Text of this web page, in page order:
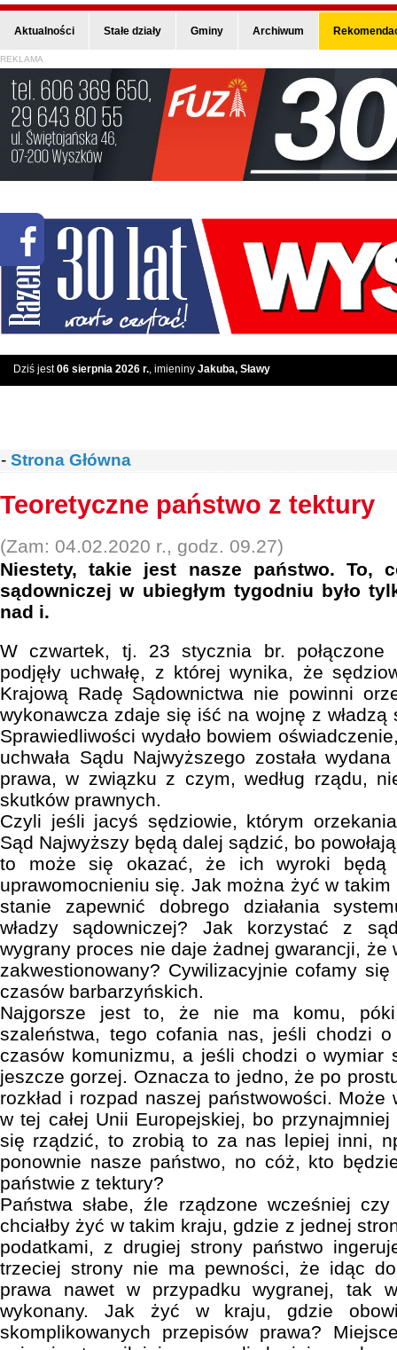
Aktualności Stałe działy Gminy Archiwum
REKLAMA
Dziś jest06 sierpnia 2026 r., imieniny Jakuba, Sławy
- Strona Główna
Teoretyczne państwo z tektury
(Zam: 04.02.2020 r., godz. 09.27)
Niestety, takie jest nasze państwo. To,
sądowniczej w ubiegłym tygodniu było
nad i.
W czwartek, tj. 23 stycznia br. połączone
podjęły uchwałę, z której wynika, że
Krajową Radę Sądownictwa nie powinni
wykonawcza zdaje się iść na wojnę z władzą
Sprawiedliwości wydało bowiem
uchwała Sądu Najwyższego została
prawa, w związku z czym, według rządu,
skutków prawnych.
Czyli jeśli jacyś sędziowie, którym
Sąd Najwyższy będą dalej sądzić, bo
to może się okazać, że ich wyroki będą
uprawomocnieniu się. Jak można żyć w
stanie zapewnić dobrego działania
władzy sądowniczej? Jak korzystać z
wygrany proces nie daje żadnej gwarancji, że
zakwestionowany? Cywilizacyjnie cofamy
czasów barbarzyńskich.
Najgorsze jest to, że nie ma komu,
szaleństwa, tego cofania nas, jeśli chodzi
czasów komunizmu, a jeśli chodzi o wymiar
jeszcze gorzej. Oznacza to jedno, że po
rozkład i rozpad naszej państwowości.
w tej całej Unii Europejskiej, bo
się rządzić, to zrobią to za nas lepiej inni,
ponownie nasze państwo, no cóż, kto
państwie z tektury?
Państwa słabe, źle rządzone wcześniej
chciałby żyć w takim kraju, gdzie z jednej
podatkami, z drugiej strony państwo
trzeciej strony nie ma pewności, że idąc
prawa nawet w przypadku wygranej, tak
wykonany. Jak żyć w kraju, gdzie
skomplikowanych przepisów prawa?